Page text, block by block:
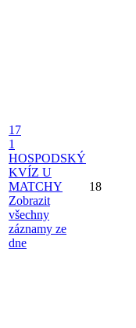
17
1
HOSPODSKÝ
KVÍZ U
MATCHY
Zobrazit
všechny
záznamy ze
dne
18